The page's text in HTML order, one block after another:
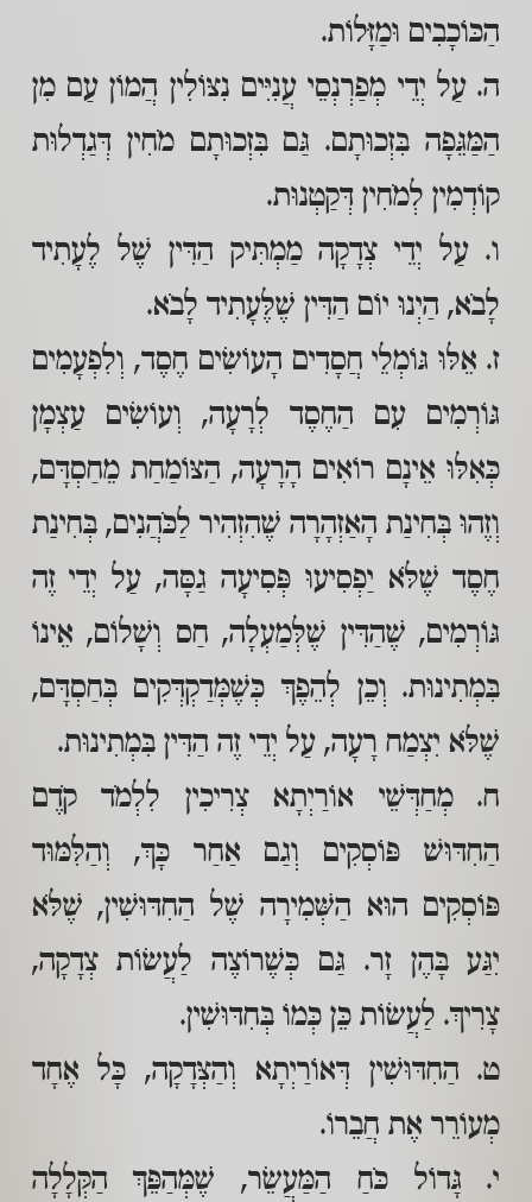
הַכּוֹכָבִים וּמַזָּלוֹת.
ה. עַל יְדֵי מְפַרְנְסֵי עֲנִיִּים נִצּוֹלִין הֲמוֹן עַם מִן
הַמַּגֵּפָה בִּזְכוּתָם. גַּם בִּזְכוּתָם מֹחִין דְּגַדְלוּת
קוֹדְמִין לְמֹחִין דְּקַטְנוּת.
ו. עַל יְדֵי צְדָקָה מַמְתִּיק הַדִּין שֶׁל לֶעָתִיד
לָבֹא, הַיְנוּ יוֹם הַדִּין שֶׁלֶּעָתִיד לָבֹא.
ז. אֵלּוּ גּוֹמְלֵי חֲסָדִים הָעוֹשִׂים חֶסֶד, וְלִפְעָמִים
גּוֹרְמִים עִם הַחֶסֶד לְרָעָה, וְעוֹשִׂים עַצְמָן
כְּאִלּוּ אֵינָם רוֹאִים הָרָעָה, הַצּוֹמַחַת מֵחַסְדָּם,
וְזֶהוּ בְּחִינַת הָאַזְהָרָה שֶׁהִזְהִיר לַכֹּהֲנִים, בְּחִינַת
חֶסֶד שֶׁלֹּא יַפְסִיעוּ פְּסִיעָה גַסָּה, עַל יְדֵי זֶה
גּוֹרְמִים, שֶׁהַדִּין שֶׁלְּמַעְלָה, חַס וְשָׁלוֹם, אֵינוֹ
בִּמְתִינוּת. וְכֵן לְהֵפֶךְ כְּשֶׁמְּדַקְדְּקִים בְּחַסְדָּם,
שֶׁלֹּא יִצְמַח רָעָה, עַל יְדֵי זֶה הַדִּין בִּמְתִינוּת.
ח. מְחַדְּשֵׁי אוֹרַיְתָא צְרִיכִין לִלְמֹד קֹדֶם
הַחִדּוּשׁ פּוֹסְקִים וְגַם אַחַר כָּךְ, וְהַלִּמּוּד
פּוֹסְקִים הוּא הַשְּׁמִירָה שֶׁל הַחִדּוּשִׁין, שֶׁלֹּא
יִגַּע בָּהֶן זָר. גַּם כְּשֶׁרוֹצֶה לַעֲשׂוֹת צְדָקָה,
צָרִיךְ. לַעֲשׂוֹת כֵּן כְּמוֹ בְּחִדּוּשִׁין.
ט. הַחִדּוּשִׁין דְּאוֹרַיְתָא וְהַצְּדָקָה, כָּל אֶחָד
מְעוֹרֵר אֶת חֲבֵרוֹ.
י. גָּדוֹל כֹּחַ הַמַּעֲשֵׂר, שֶׁמְּהַפֵּךְ הַקְּלָלָה